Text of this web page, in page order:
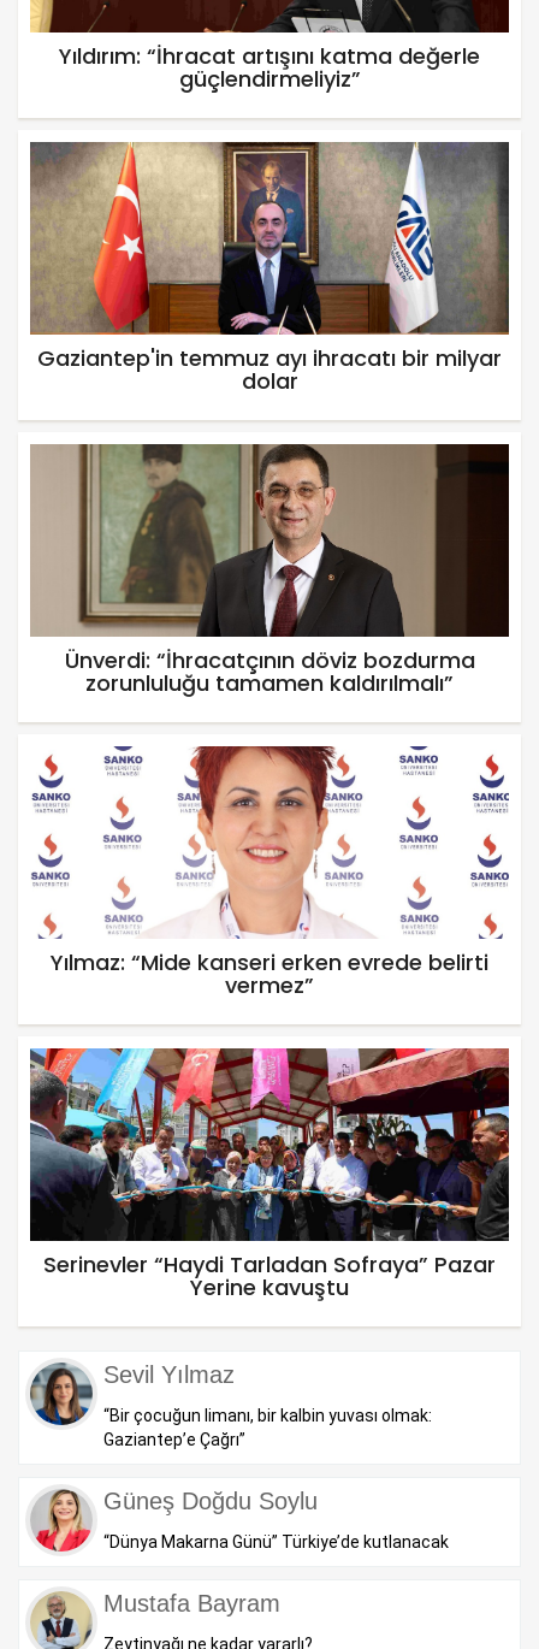
Yıldırım: “İhracat artışını katma değerle
güçlendirmeliyiz”
Gaziantep'in temmuz ayı ihracatı bir milyar
dolar
Ünverdi: “İhracatçının döviz bozdurma
zorunluluğu tamamen kaldırılmalı”
Yılmaz: “Mide kanseri erken evrede belirti
vermez”
Serinevler “Haydi Tarladan Sofraya” Pazar
Yerine kavuştu
Sevil Yılmaz
“Bir çocuğun limanı, bir kalbin yuvası olmak:
Gaziantep’e Çağrı”
Güneş Doğdu Soylu
“Dünya Makarna Günü” Türkiye’de kutlanacak
Mustafa Bayram
Zeytinyağı ne kadar yararlı?